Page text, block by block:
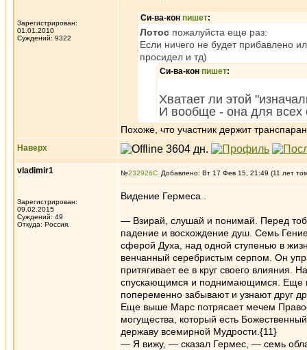
Зарегистрирован:
01.01.2010
Суждений: 9322
Си-ва-кон пишет:
Лотос пожалуйста еще раз:
Если ничего не будет прибавлено
просидел и тд)
Си-ва-кон пишет:
Хватает ли этой
И вообще - она для всех
Похоже, что участник держит
Наверх
vladimir1
Зарегистрирован:
09.02.2015
Суждений: 49
Откуда: Россия.
№232926 Добавлено: Вт 17 Фев 15, 21:49 (11 лет
Видение Гермеса .
— Взирай, слушай и понимай. Перед
падение и восхождение душ. Семь
сферой Духа, над одной ступенью в
венчанный серебристым серпом. Он
притягивает ее в круг своего
спускающимся и поднимающимся. Еще
попеременно забывают и узнают друг
Еще выше Марс потрясает мечем
могущества, который есть
державу всемирной Мудрости.{11}
— Я вижу, — сказал Гермес, — семь